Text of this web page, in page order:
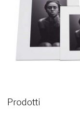
Prodotti